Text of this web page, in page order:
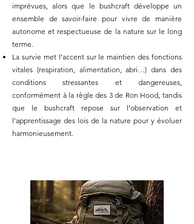
imprévues, alors que le bushcraft développe un
ensemble de savoir-faire pour vivre de manière
autonome et respectueuse de la nature sur le long
terme.
La survie met l’accent sur le maintien des fonctions
vitales (respiration, alimentation, abri…) dans des
conditions stressantes et dangereuses,
conformément à la règle des 3 de Ron Hood, tandis
que le bushcraft repose sur l’observation et
l’apprentissage des lois de la nature pour y évoluer
harmonieusement.